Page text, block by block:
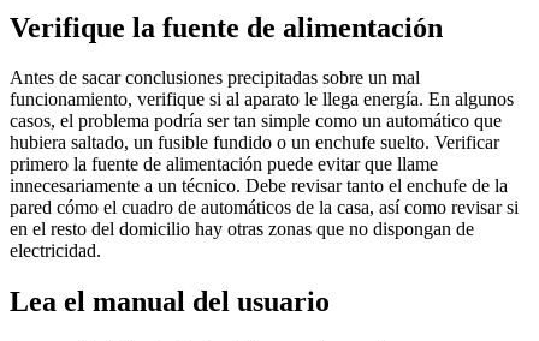
Verifique la fuente de alimentación
Antes de sacar conclusiones precipitadas sobre un mal
funcionamiento, verifique si al aparato le llega energía. En algunos
casos, el problema podría ser tan simple como un automático que
hubiera saltado, un fusible fundido o un enchufe suelto. Verificar
primero la fuente de alimentación puede evitar que llame
innecesariamente a un técnico. Debe revisar tanto el enchufe de la
pared cómo el cuadro de automáticos de la casa, así como revisar si
en el resto del domicilio hay otras zonas que no dispongan de
electricidad.
Lea el manual del usuario